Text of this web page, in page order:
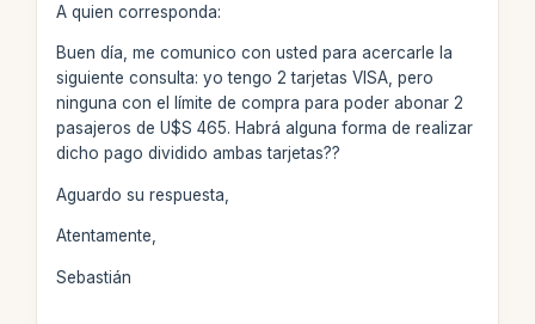
A quien corresponda:
Buen día, me comunico con usted para acercarle la
siguiente consulta: yo tengo 2 tarjetas VISA, pero
ninguna con el límite de compra para poder abonar 2
pasajeros de U$S 465. Habrá alguna forma de realizar
dicho pago dividido ambas tarjetas??
Aguardo su respuesta,
Atentamente,
Sebastián